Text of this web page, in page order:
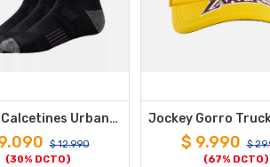
Tripack Calcetines Urbanos Largos Negros Gris 39-44
$12.990
(30% DCTO)
$ 9.990 $
(67% DCTO)